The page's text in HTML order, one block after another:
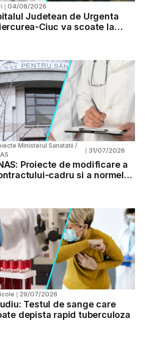
❘ 04/08/2026
Judetean de Urgenta
Ciuc va scoate la
Ministerul Sanatatii /
❘ 31/07/2026
Proiecte de modificare a
cadru si a normelor
❘ 29/07/2026
Testul de sange care
depista rapid tuberculoza